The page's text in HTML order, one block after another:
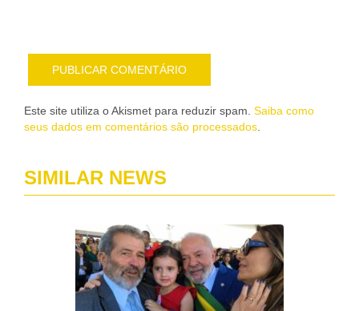
Este site utiliza o Akismet para reduzir spam. Saiba como
seus dados em comentários são processados
SIMILAR NEWS